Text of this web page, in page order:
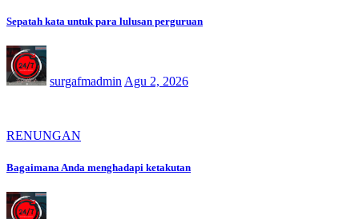
Sepatah kata untuk para lulusan perguruan
surgafmadmin Agu 2, 2026
RENUNGAN
Bagaimana Anda menghadapi ketakutan